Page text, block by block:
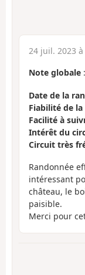
24 juil. 2023 à
Note globale :
Date de la
Fiabilité de
Facilité à
Intérêt du
Circuit très
Randonnée
intéressant
château, le
paisible.
Merci pour